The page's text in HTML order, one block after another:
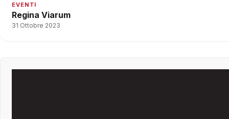
EVENTI
Regina Viarum
31 Ottobre 2023